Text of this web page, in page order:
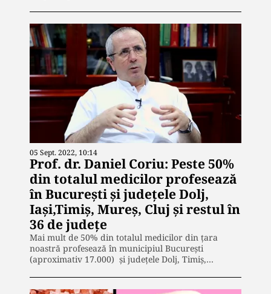
05 Sept. 2022, 10:14
Prof. dr. Daniel Coriu: Peste 50%
din totalul medicilor profesează
în București și județele Dolj,
Iași,Timiș, Mureș, Cluj și restul în
36 de județe
Mai mult de 50% din totalul medicilor din țara
noastră profesează în municipiul București
(aproximativ 17.000) și județele Dolj, Timiș,…